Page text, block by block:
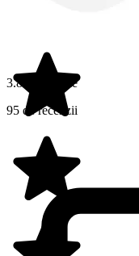
3.8 din 5 stele
95 de recenzii